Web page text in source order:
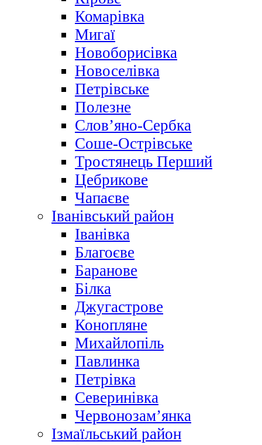
Комарівка
Мигаї
Новоборисівка
Новоселівка
Петрівське
Полезне
Слов’яно-Сербка
Соше-Острівське
Тростянець Перший
Цебрикове
Чапаєве
Іванівський район
Іванівка
Благоєве
Баранове
Білка
Джугастрове
Конопляне
Михайлопіль
Павлинка
Петрівка
Северинівка
Червонозам’янка
Ізмаїльський район